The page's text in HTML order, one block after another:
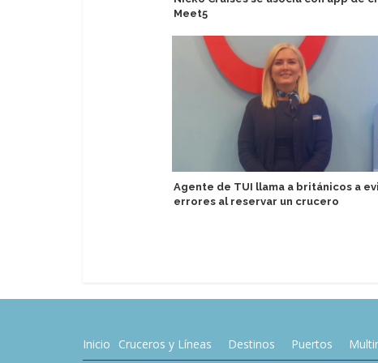
Meet5
Agente de TUI llama a británicos a
errores al reservar un crucero
Inicio Cruceros y Líneas Destinos Puertos